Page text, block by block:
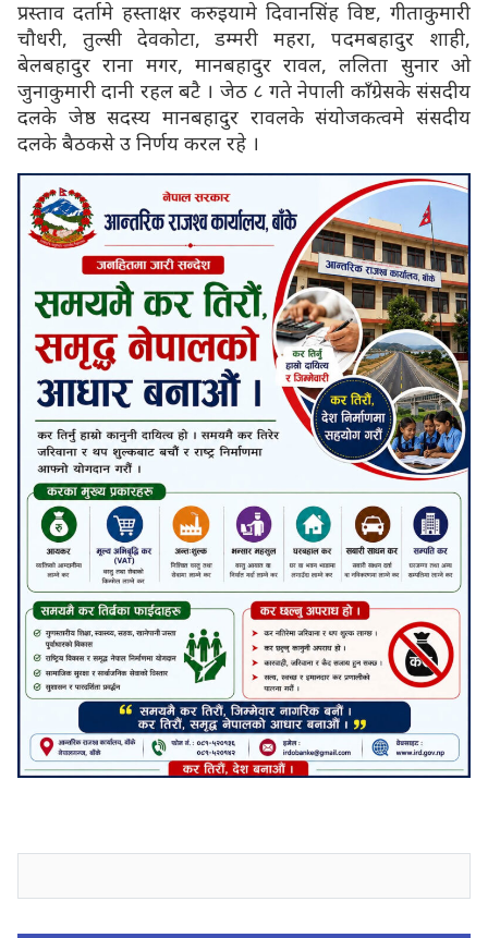
प्रस्ताव दर्तामे हस्ताक्षर करुइयामे दिवानसिंह विष्ट, गीताकुमारी
चौधरी, तुल्सी देवकोटा, डम्मरी महरा, पदमबहादुर शाही,
बेलबहादुर राना मगर, मानबहादुर रावल, ललिता सुनार ओ
जुनाकुमारी दानी रहल बटै । जेठ ८ गते नेपाली काँग्रेसके संसदीय
दलके जेष्ठ सदस्य मानबहादुर रावलके संयोजकत्वमे संसदीय
दलके बैठकसे उ निर्णय करल रहे ।